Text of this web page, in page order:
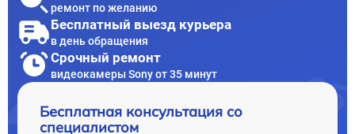
ремонт по желанию
Бесплатный выезд курьера
в день обращения
Срочный ремонт
видеокамеры Sony от 35 минут
Бесплатная консультация со
специалистом